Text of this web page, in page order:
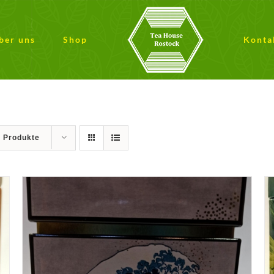
uns Shop
Produkte